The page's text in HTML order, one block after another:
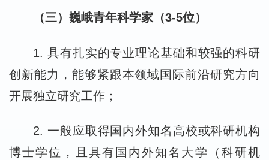
（三）巍峨青年科学家（3-5位）
1. 具有扎实的专业理论基础和较强的科研
创新能力，能够紧跟本领域国际前沿研究方向
开展独立研究工作；
2. 一般应取得国内外知名高校或科研机构
博士学位，且具有国内外知名大学（科研机